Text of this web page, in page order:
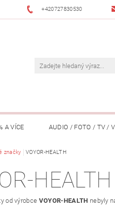
+420727830530
A VÍCE AUDIO / FOTO / TV /
/ ZAHRADA DOMÁCÍ
/ PŘÍSLUŠENSTVÍ
...) OSOBNÍ POMŮCKY
značky VOYOR-HEALTH
HEALTH
od výrobce VOYOR-HEALTH nebyly